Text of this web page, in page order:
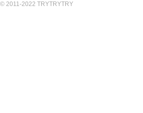
© 2011-2022 TRYTRYTRY